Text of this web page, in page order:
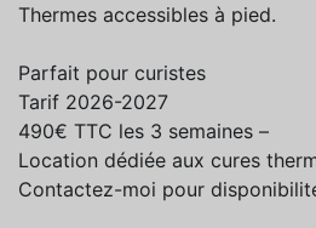
Thermes accessibles à pied.
Parfait pour curistes
Tarif 2026-2027
490€ TTC les 3 semaines –
Location dédiée aux cures
Contactez-moi pour